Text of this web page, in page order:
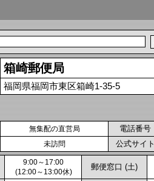
箱崎郵便局
福岡県福岡市東区箱崎1-35-5
無集配の直営局 電話番号
未訪問 公式サイト
9:00～17:00
(12:00～13:00休)
郵便窓口 (土)